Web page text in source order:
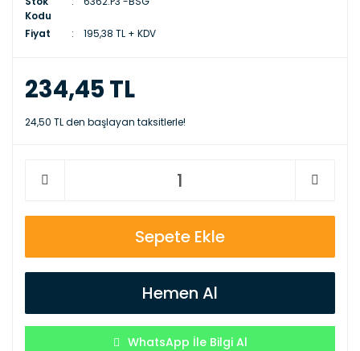
Kodu
Fiyat 195,38 TL + KDV
234,45 TL
24,50 TL den başlayan taksitlerle!
Sepete Ekle
Hemen Al
WhatsApp İle Bilgi Al